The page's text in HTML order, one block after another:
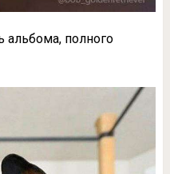
альбома, полного